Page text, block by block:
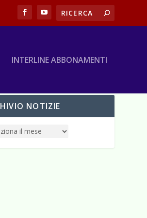
INTERLINE ABBONAMENTI
NOTIZIE